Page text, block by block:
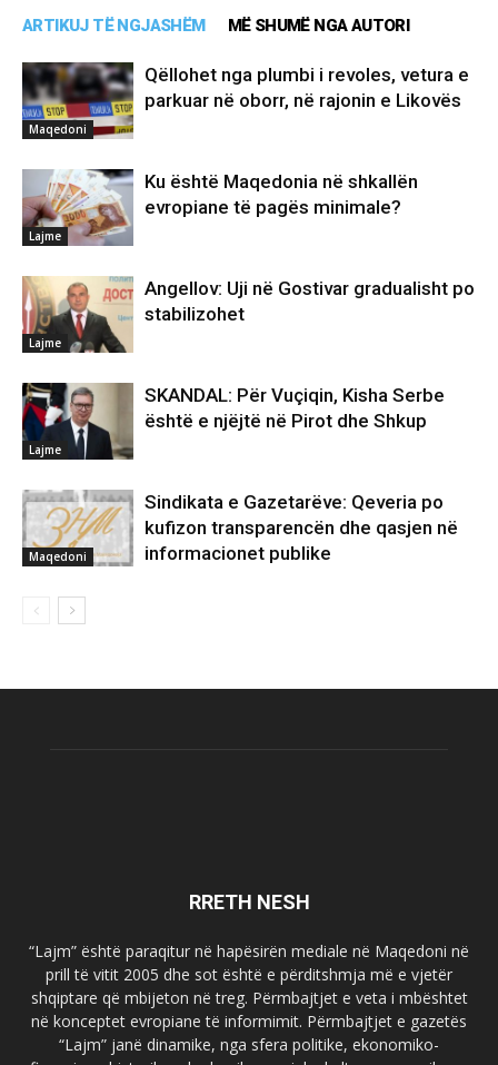
ARTIKUJ TË NGJASHËM MË SHUMË NGA AUTORI
Maqedoni
Qëllohet nga plumbi i revoles, vetura e
parkuar në oborr, në rajonin e Likovës
Lajme
Ku është Maqedonia në shkallën
evropiane të pagës minimale?
Lajme
Angellov: Uji në Gostivar gradualisht po
stabilizohet
Lajme
SKANDAL: Për Vuçiqin, Kisha Serbe
është e njëjtë në Pirot dhe Shkup
Maqedoni
Sindikata e Gazetarëve: Qeveria po
kufizon transparencën dhe qasjen në
informacionet publike
RRETH NESH
“Lajm” është paraqitur në hapësirën mediale në Maqedoni në
prill të vitit 2005 dhe sot është e përditshmja më e vjetër
shqiptare që mbijeton në treg. Përmbajtjet e veta i mbështet
në konceptet evropiane të informimit. Përmbajtjet e gazetës
“Lajm” janë dinamike, nga sfera politike, ekonomiko-